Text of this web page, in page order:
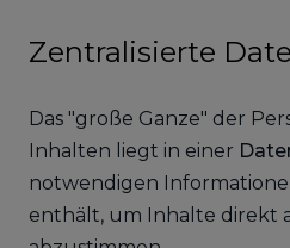
Zentralisierte
Das "große Ganze" der
Inhalten liegt in einer
notwendigen
enthält, um Inhalte direkt